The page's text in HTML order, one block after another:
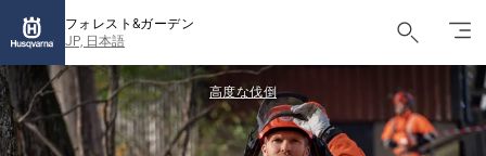
フォレスト&ガーデン
JP, 日本語
高度な伐倒